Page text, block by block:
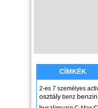
CÍMKÉK
2-es 7 személyes
osztály benz benzin